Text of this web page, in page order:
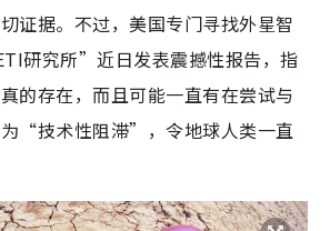
证据。不过，美国专门寻找外星智
研究所”近日发表震撼性报告，指
的存在，而且可能一直有在尝试与
“技术性阻滞”，令地球人类一直